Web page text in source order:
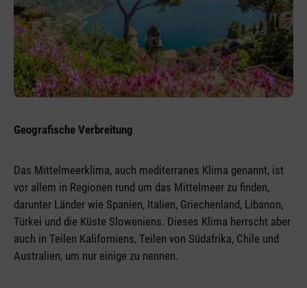
Geografische Verbreitung
Das Mittelmeerklima, auch mediterranes Klima genannt, ist
vor allem in Regionen rund um das Mittelmeer zu finden,
darunter Länder wie Spanien, Italien, Griechenland, Libanon,
Türkei und die Küste Sloweniens. Dieses Klima herrscht aber
auch in Teilen Kaliforniens, Teilen von Südafrika, Chile und
Australien, um nur einige zu nennen.